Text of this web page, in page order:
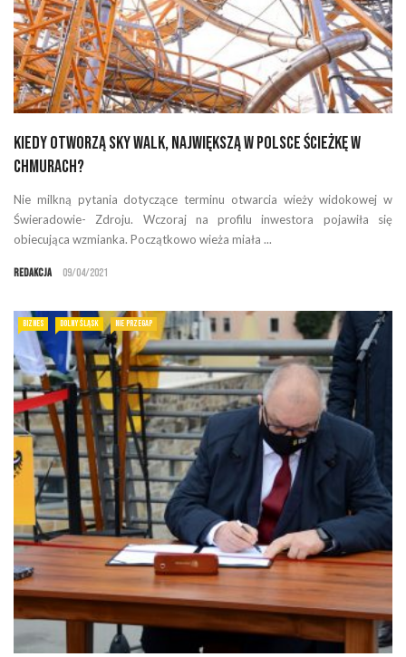
Kiedy otworzą SKY WALK, największą w Polsce ścieżkę w
chmurach?
Nie milkną pytania dotyczące terminu otwarcia wieży widokowej w
Świeradowie- Zdroju. Wczoraj na profilu inwestora pojawiła się
obiecująca wzmianka. Początkowo wieża miała ...
Redakcja 09/04/2021
BIZNES DOLNY ŚLĄSK NIE PRZEGAP